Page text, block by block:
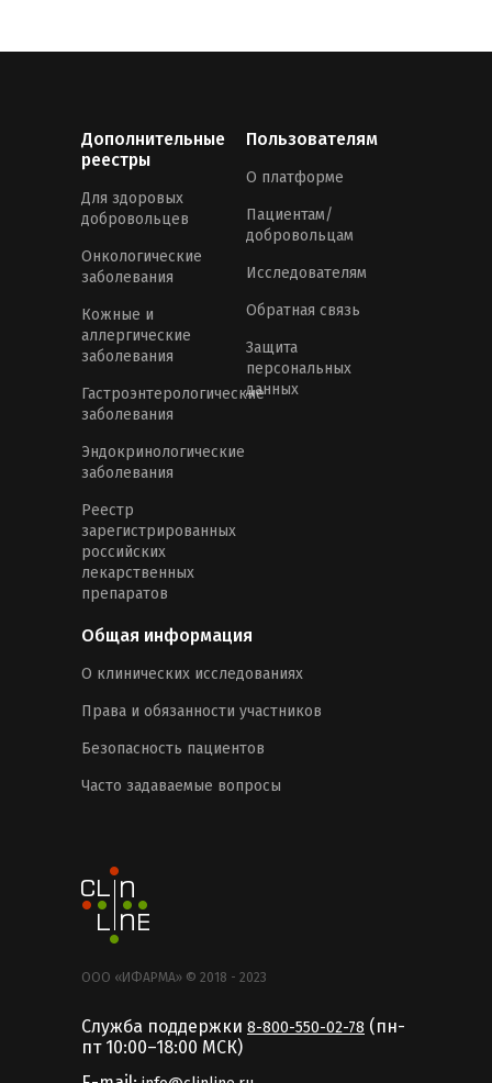
Дополнительные
реестры
Для здоровых
добровольцев
Онкологические
заболевания
Кожные и
аллергические
заболевания
Гастроэнтерологические
заболевания
Эндокринологические
заболевания
Реестр
зарегистрированных
российских
лекарственных
препаратов
Пользователям
О платформе
Пациентам/
добровольцам
Исследователям
Обратная связь
Защита
персональных
данных
Общая информация
О клинических исследованиях
Права и обязанности участников
Безопасность пациентов
Часто задаваемые вопросы
ООО «ИФАРМА» © 2018 - 2023
Служба поддержки 8-800-550-02-78 (пн-
пт 10:00–18:00 MCК)